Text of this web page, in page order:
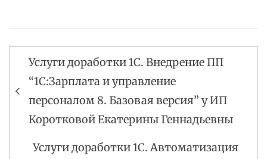
Навигация
по
записям
Услуги доработки 1С. Внедрение ПП
“1С:Зарплата и управление
персоналом 8. Базовая версия” у ИП
Коротковой Екатерины Геннадьевны
Услуги доработки 1С. Автоматизация